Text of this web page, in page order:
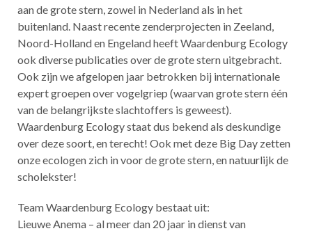
aan de grote stern, zowel in Nederland als in het
buitenland. Naast recente zenderprojecten in Zeeland,
Noord-Holland en Engeland heeft Waardenburg Ecology
ook diverse publicaties over de grote stern uitgebracht.
Ook zijn we afgelopen jaar betrokken bij internationale
expert groepen over vogelgriep (waarvan grote stern één
van de belangrijkste slachtoffers is geweest).
Waardenburg Ecology staat dus bekend als deskundige
over deze soort, en terecht! Ook met deze Big Day zetten
onze ecologen zich in voor de grote stern, en natuurlijk de
scholekster!
Team Waardenburg Ecology bestaat uit:
Lieuwe Anema – al meer dan 20 jaar in dienst van